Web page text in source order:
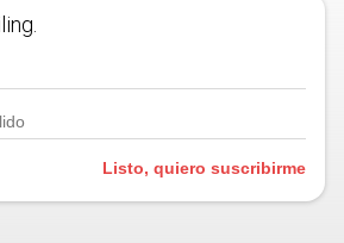
Listo, quiero suscribirme